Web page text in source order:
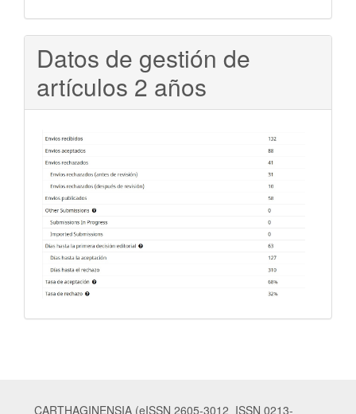
Datos de gestión de
artículos 2 años
CARTHAGINENSIA (eISSN 2605-3012 ISSN 0213-